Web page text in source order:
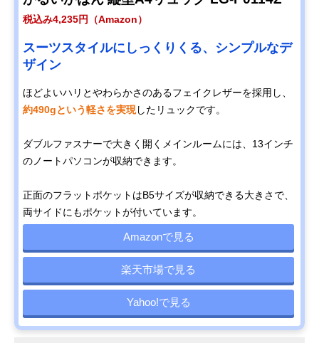
税込み4,235円（Amazon）
スーツスタイルにしっくりくる、シンプルなデ
ザイン
ほどよいハリとやわらかさのあるフェイクレザーを採用し、
約490gという軽さを実現したリュックです。
ダブルファスナーで大きく開くメインルームには、13インチ
のノートパソコンが収納できます。
正面のフラットポケットはB5サイズが収納できる大きさで、
両サイドにもポケットが付いています。
Amazonで見る
楽天市場で見る
Yahoo!で見る